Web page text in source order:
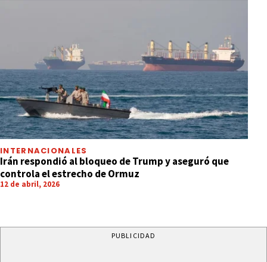
INTERNACIONALES
Irán respondió al bloqueo de Trump y aseguró que
controla el estrecho de Ormuz
12 de abril, 2026
PUBLICIDAD